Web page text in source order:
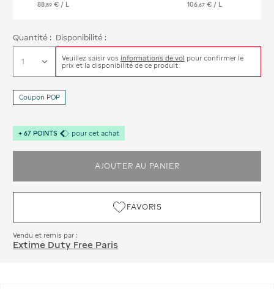
88,89 € / L 106,67 € / L
Quantité : Disponibilité :
Veuillez saisir vos informations de vol pour confirmer le
prix et la disponibilité de ce produit
Coupon POP
+ 67 POINTS pour cet achat
AJOUTER AU PANIER
FAVORIS
Vendu et remis par :
Extime Duty Free Paris